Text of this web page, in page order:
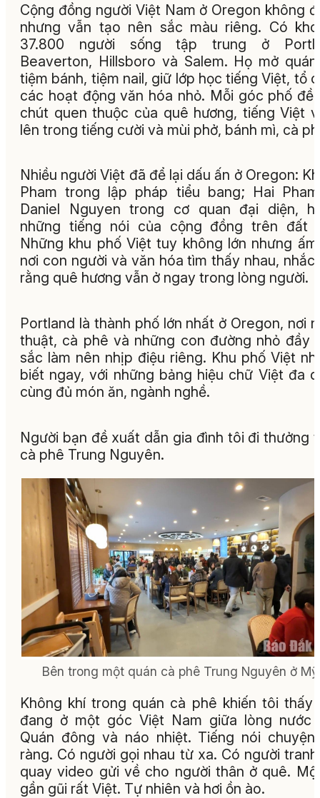
Cộng đồng người Việt Nam ở Oregon không
nhưng vẫn tạo nên sắc màu riêng. Có
37.800 người sống tập trung ở
Beaverton, Hillsboro và Salem. Họ mở
tiệm bánh, tiệm nail, giữ lớp học tiếng Việt, tổ
các hoạt động văn hóa nhỏ. Mỗi góc phố
chút quen thuộc của quê hương, tiếng Việt
lên trong tiếng cười và mùi phở, bánh mì, cà
Nhiều người Việt đã để lại dấu ấn ở Oregon:
Pham trong lập pháp tiểu bang; Hai
Daniel Nguyen trong cơ quan đại diện,
những tiếng nói của cộng đồng trên đất
Những khu phố Việt tuy không lớn nhưng
nơi con người và văn hóa tìm thấy nhau, nhắc
rằng quê hương vẫn ở ngay trong lòng người.
Portland là thành phố lớn nhất ở Oregon, nơi
thuật, cà phê và những con đường nhỏ đầy
sắc làm nên nhịp điệu riêng. Khu phố Việt
biết ngay, với những bảng hiệu chữ Việt đa
cùng đủ món ăn, ngành nghề.
Người bạn đề xuất dẫn gia đình tôi đi thưởng
cà phê Trung Nguyên.
Bên trong một quán cà phê Trung Nguyên ở
Không khí trong quán cà phê khiến tôi thấy
đang ở một góc Việt Nam giữa lòng nước
Quán đông và náo nhiệt. Tiếng nói chuyện
ràng. Có người gọi nhau từ xa. Có người
quay video gửi về cho người thân ở quê.
gần gũi rất Việt. Tự nhiên và hơi ồn ào.